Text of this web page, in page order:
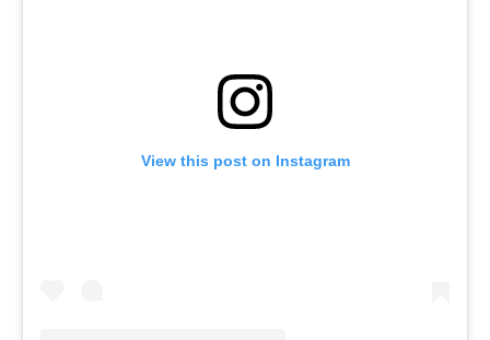
View this post on Instagram